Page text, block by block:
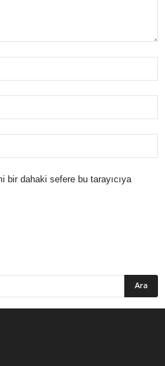
bir dahaki sefere bu tarayıcıya